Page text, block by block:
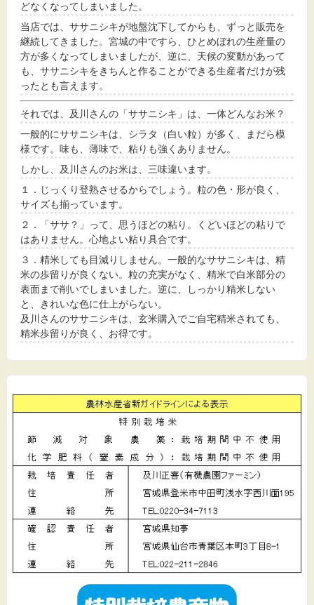
どなくなってしまいました。
当店では、ササニシキが地盤沈下してからも、ずっと販売を
継続してきました。宮城の中ですら、ひとめぼれの生産量の
方が多くなってしまいましたが、逆に、天候の変動があって
も、ササニシキをきちんと作ることができる生産者だけが残
ったとも言えます。
それでは、及川さんの「ササニシキ」は、一体どんなお米？
一般的にササニシキは、シラタ（白い粒）が多く、まだら模
様です。味も、薄味で、粘りも強くありません。
しかし、及川さんのお米は、三味違います。
１．じっくり登熟させるからでしょう。粒の色・形が良く、
サイズも揃っています。
２．「ササ？」って、思うほどの粘り。くどいほどの粘りで
はありません。心地よい粘り具合です。
３．精米しても目減りしません。一般的なササニシキは、精
米の歩留りが良くない。粒の充実がなく、精米で白米部分の
表面まで削いでしまいました。逆に、しっかり精米しない
と、きれいな色に仕上がらない。
及川さんのササニシキは、玄米購入でご自宅精米されても、
精米歩留りが良く、お得です。